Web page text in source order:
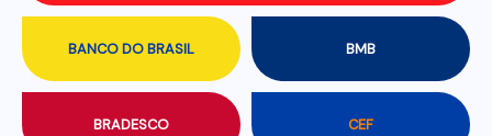
BANCO DO BRASIL BMB
BRADESCO CEF